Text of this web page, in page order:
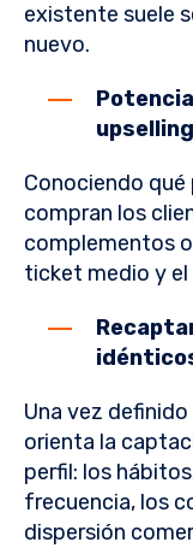
existente suele
nuevo.
upselling
Conociendo
compran los
complementos
ticket medio y el
Una vez
orienta la
perfil: los
frecuencia, los
dispersión